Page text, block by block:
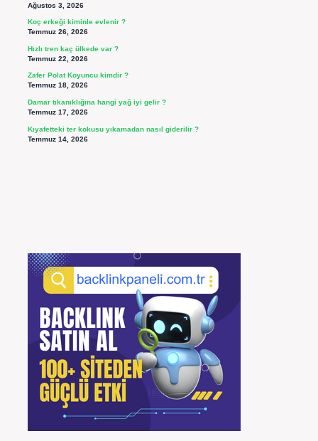
Ağustos 3, 2026
Koç erkeği kiminle evlenir ?
Temmuz 26, 2026
Hızlı tren kaç ülkede var ?
Temmuz 22, 2026
Zafer Polat Koyuncu kimdir ?
Temmuz 18, 2026
Damar tıkanıklığına hangi yağ iyi gelir ?
Temmuz 17, 2026
Kıyafetteki ter kokusu yıkamadan nasıl giderilir ?
Temmuz 14, 2026